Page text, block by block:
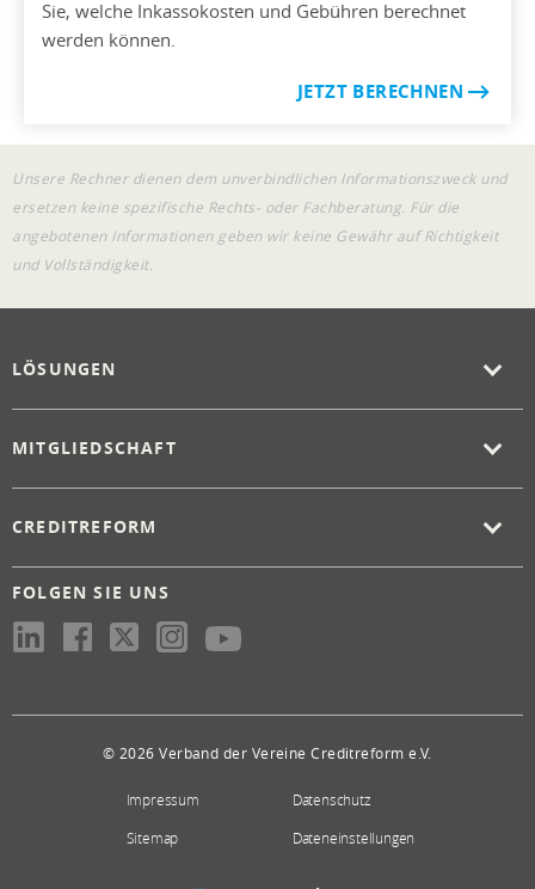
Sie, welche Inkassokosten und Gebühren berechnet
werden können.
JETZT BERECHNEN
Unsere Rechner dienen dem unverbindlichen Informationszweck und
ersetzen keine spezifische Rechts- oder Fachberatung. Für die
angebotenen Informationen geben wir keine Gewähr auf Richtigkeit
und Vollständigkeit.
LÖSUNGEN
MITGLIEDSCHAFT
CREDITREFORM
FOLGEN SIE UNS
© 2026 Verband der Vereine Creditreform e.V.
Impressum
Datenschutz
Sitemap
Dateneinstellungen